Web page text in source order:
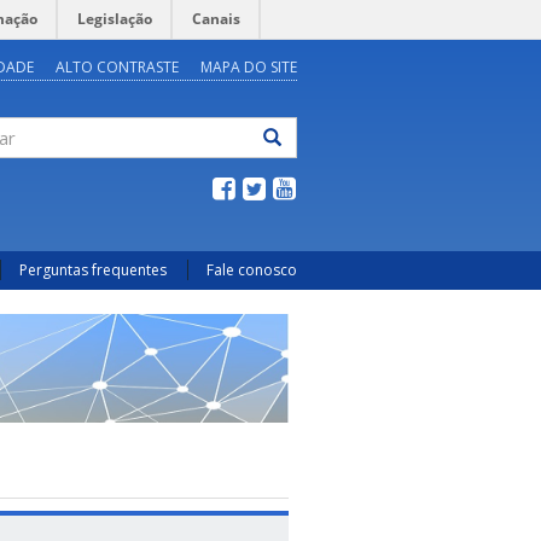
Legislação Canais
ALTO CONTRASTE MAPA DO SITE
Perguntas frequentes Fale conosco